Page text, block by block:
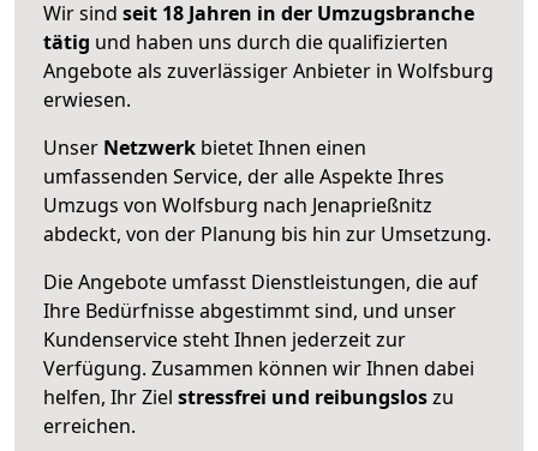
Wir sind seit 18 Jahren in der Umzugsbranche
tätig und haben uns durch die qualifizierten
Angebote als zuverlässiger Anbieter in Wolfsburg
erwiesen.
Unser Netzwerk bietet Ihnen einen
umfassenden Service, der alle Aspekte Ihres
Umzugs von Wolfsburg nach Jenaprießnitz
abdeckt, von der Planung bis hin zur Umsetzung.
Die Angebote umfasst Dienstleistungen, die auf
Ihre Bedürfnisse abgestimmt sind, und unser
Kundenservice steht Ihnen jederzeit zur
Verfügung. Zusammen können wir Ihnen dabei
helfen, Ihr Ziel stressfrei und reibungsloszu
erreichen.